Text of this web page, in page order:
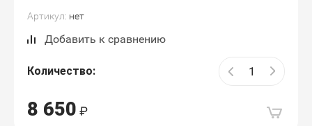
Артикул: нет
Добавить к сравнению
Количество:
8 650